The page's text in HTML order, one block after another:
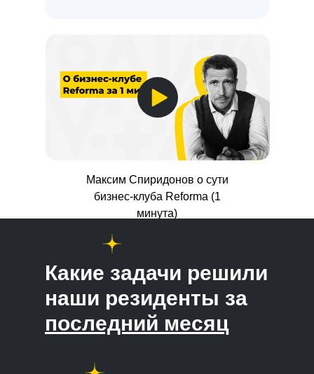
Максим Спиридонов о сути
бизнес-клуба Reforma (1
минута)
Какие задачи решили
наши резиденты за
последний месяц